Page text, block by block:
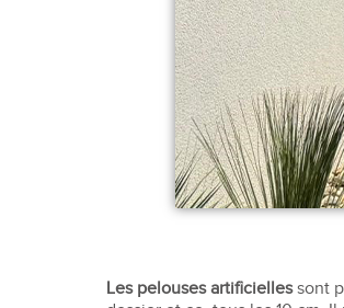
Les pelouses artificiellessont